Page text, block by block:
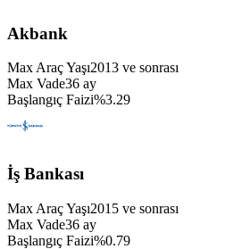
Akbank
Max Araç Yaşı2013 ve sonrası
Max Vade36 ay
Başlangıç Faizi%3.29
İş Bankası
Max Araç Yaşı2015 ve sonrası
Max Vade36 ay
Başlangıç Faizi%0.79